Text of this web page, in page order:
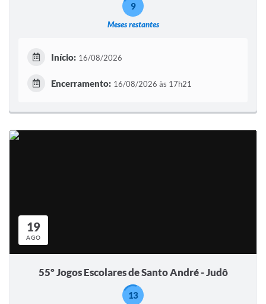
Meses restantes
9
Início: 16/08/2026
Encerramento: 16/08/2026 às 17h21
19
AGO
55º Jogos Escolares de Santo André - Judô
13